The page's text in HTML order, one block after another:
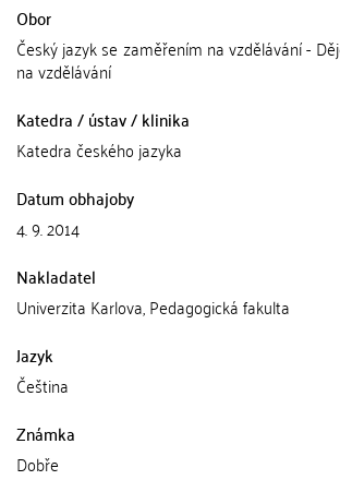
Obor
Český jazyk se zaměřením na vzdělávání -
na vzdělávání
Katedra / ústav / klinika
Katedra českého jazyka
Datum obhajoby
4. 9. 2014
Nakladatel
Univerzita Karlova, Pedagogická fakulta
Jazyk
Čeština
Známka
Dobře